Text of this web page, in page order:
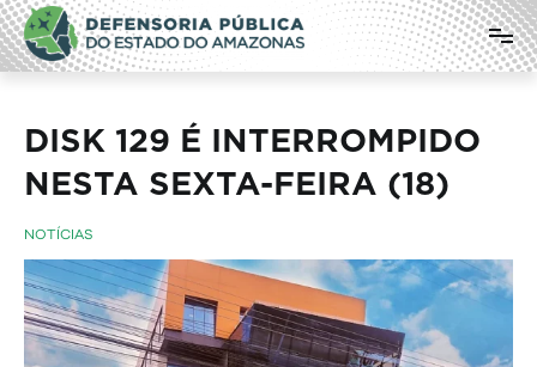
Pular
para
o
conteúdo
Defensoria Pública do Estado do
Amazonas
DISK 129 É INTERROMPIDO
NESTA SEXTA-FEIRA (18)
NOTÍCIAS